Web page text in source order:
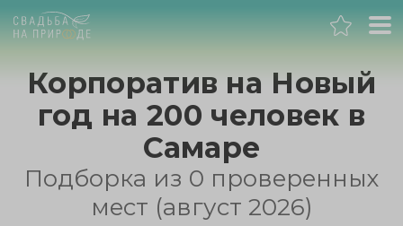
Самара
Банкет
День рождения
Корпоратив на Новый
год на 200 человек в
Самаре
Подборка из 0 проверенных
мест (август 2026)